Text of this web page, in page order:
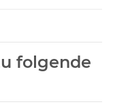
folgende